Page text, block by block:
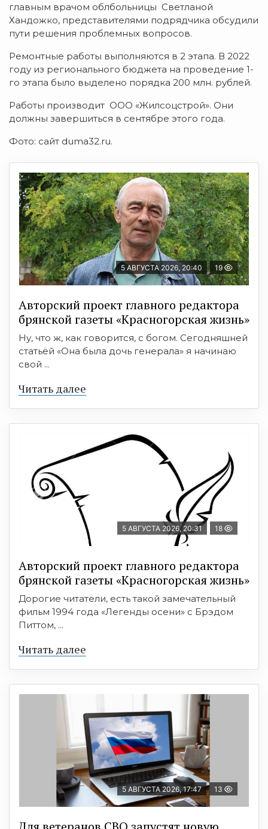
главным врачом облбольницы Светланой
Хандожко, представителями подрядчика обсудили
пути решения проблемных вопросов.
Ремонтные работы выполняются в 2 этапа. В 2022
году из регионального бюджета на проведение 1-
го этапа было выделено порядка 200 млн. рублей.
Работы производит ООО «Жилсоцстрой». Они
должны завершиться в сентябре этого года.
Фото: сайт duma32.ru.
5 АВГУСТА 2026, 20:40 19
Авторский проект главного редактора
брянской газеты «Красногорская жизнь»
Ну, что ж, как говорится, с богом. Сегодняшней
статьёй «Она была дочь генерала» я начинаю
свой ...
Читать далее
5 АВГУСТА 2026, 20:31 18
Авторский проект главного редактора
брянской газеты «Красногорская жизнь»
Дорогие читатели, есть такой замечательный
фильм 1994 года «Легенды осени» с Брэдом
Питтом, ...
Читать далее
5 АВГУСТА 2026, 17:47 13